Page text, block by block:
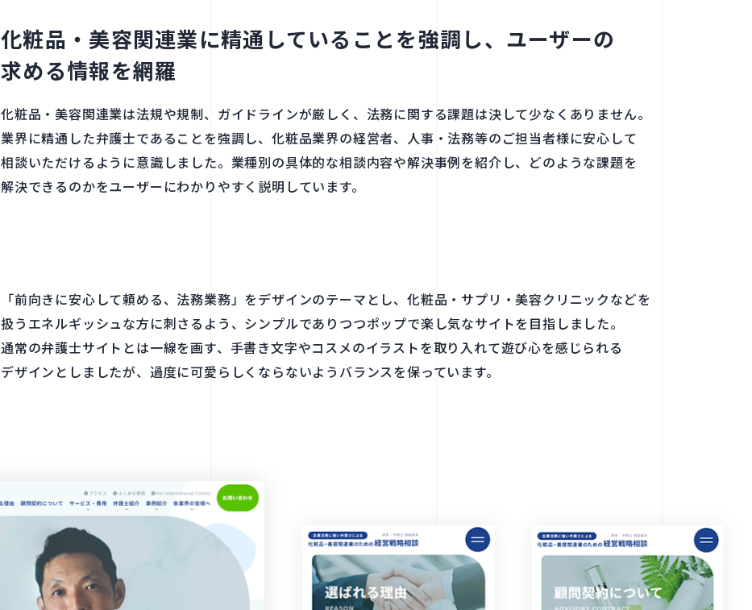
化粧品・美容関連業に​精通している​ことを​強調し、​ユーザーの​
求める​情報を​網羅
化粧品・美容関連業は​法規や​規制、​ガイドラインが​厳しく、​法務に​関する​課題は​決して​少なく​ありません。​
業界に​精通した​弁護士である​ことを​強調し、​化粧品業界の​経営者、​人事・法務等の​ご担当者様に​安心して​
相談いただけるように​意識しました。​業種別の​具体的な​相談内容や​解決事例を​紹介し、​どのような​課題を​
解決できるのかを​ユーザーに​わかりやすく​説明しています。
「前向きに​安心して​頼める、​法務業務」を​デザインの​テーマとし、​化粧品・サプリ・美容クリニックなどを​
扱う​エネルギッシュな方に​刺さる​よう、​シンプルで​ありつつポップで​楽し気な​サイトを​目指しました。​
通常の​弁護士サイトとは​一線を​画す、​手書き文字や​コスメの​イラストを​取り入れて​遊び心を​感じられる​
デザインと​しましたが、​過度に​可愛らしくならないようバランスを​保っています。